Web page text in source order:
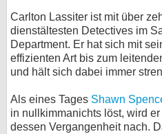
Carlton Lassiter ist mit über
dienstältesten Detectives im
Department. Er hat sich mit
effizienten Art bis zum
und hält sich dabei immer
Als eines Tages Shawn
in nullkimmanichts löst, wird
dessen Vergangenheit nach.
KULTUR